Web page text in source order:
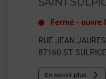
Fermé -ouvre
RUE JEAN JAURES
87160 ST
En savoir plus